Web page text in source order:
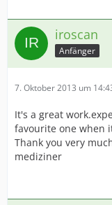
iroscan
Anfänger
7. Oktober 2013 um
It's a great
favourite one when
Thank you very
mediziner